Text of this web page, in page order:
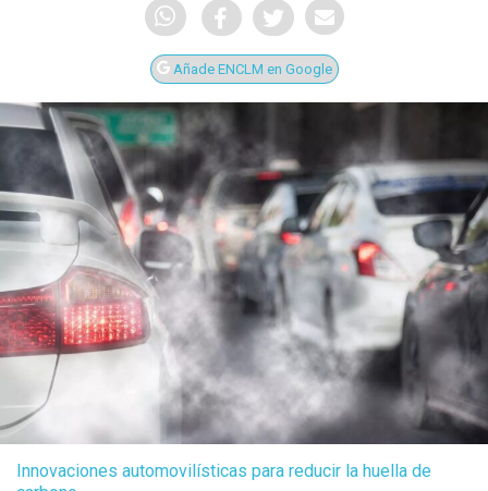
Añade ENCLM en Google
Innovaciones automovilísticas para reducir la huella de